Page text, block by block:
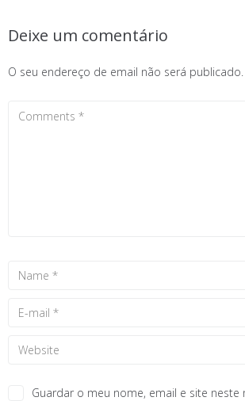
Deixe um comentário
O seu endereço de email não será publicado.
Guardar o meu nome, email e site